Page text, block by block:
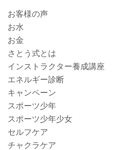
お客様の声
お水
お金
さとう式とは
インストラクター養成講座
エネルギー診断
キャンペーン
スポーツ少年
スポーツ少年少女
セルフケア
チャクラケア